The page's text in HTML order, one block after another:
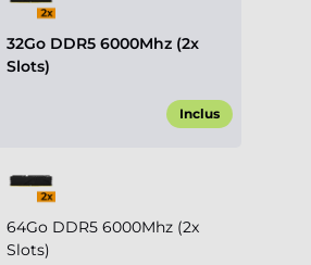
32Go DDR5 6000Mhz (2x
Slots)
Inclus
64Go DDR5 6000Mhz (2x
Slots)